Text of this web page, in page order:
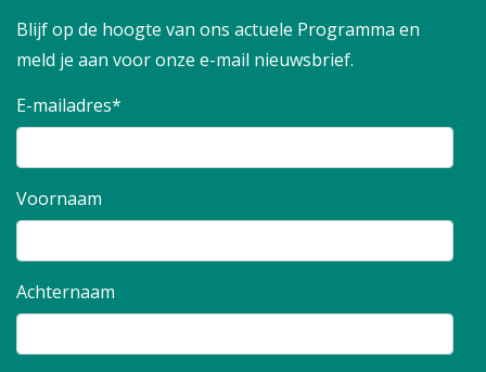
Blijf op de hoogte van ons actuele Programma en
meld je aan voor onze e-mail nieuwsbrief.
E-mailadres*
Voornaam
Achternaam